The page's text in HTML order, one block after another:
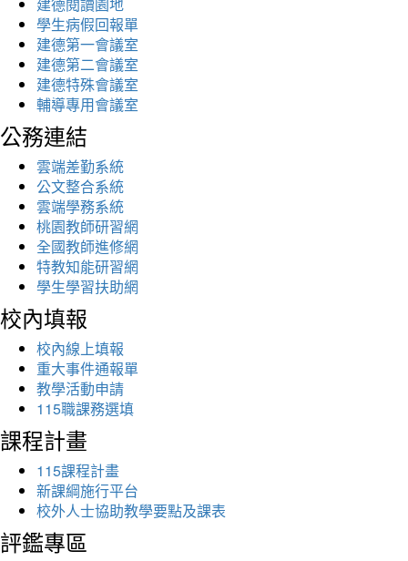
學生病假回報單
建德第一會議室
建德第二會議室
建德特殊會議室
輔導專用會議室
公務連結
雲端差勤系統
公文整合系統
雲端學務系統
桃園教師研習網
全國教師進修網
特教知能研習網
學生學習扶助網
校內填報
校內線上填報
重大事件通報單
教學活動申請
115職課務選填
課程計畫
115課程計畫
新課綱施行平台
校外人士協助教學要點及課表
評鑑專區